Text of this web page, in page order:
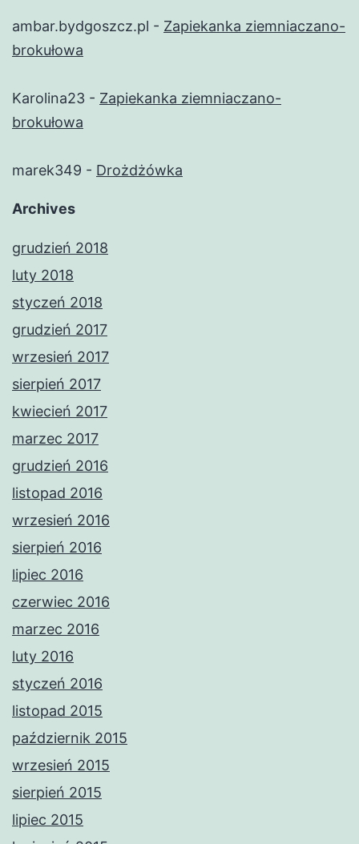
ambar.bydgoszcz.pl - Zapiekanka ziemniaczano-
brokułowa
Karolina23 - Zapiekanka ziemniaczano-
brokułowa
marek349 - Drożdżówka
Archives
grudzień 2018
luty 2018
styczeń 2018
grudzień 2017
wrzesień 2017
sierpień 2017
kwiecień 2017
marzec 2017
grudzień 2016
listopad 2016
wrzesień 2016
sierpień 2016
lipiec 2016
czerwiec 2016
marzec 2016
luty 2016
styczeń 2016
listopad 2015
październik 2015
wrzesień 2015
sierpień 2015
lipiec 2015